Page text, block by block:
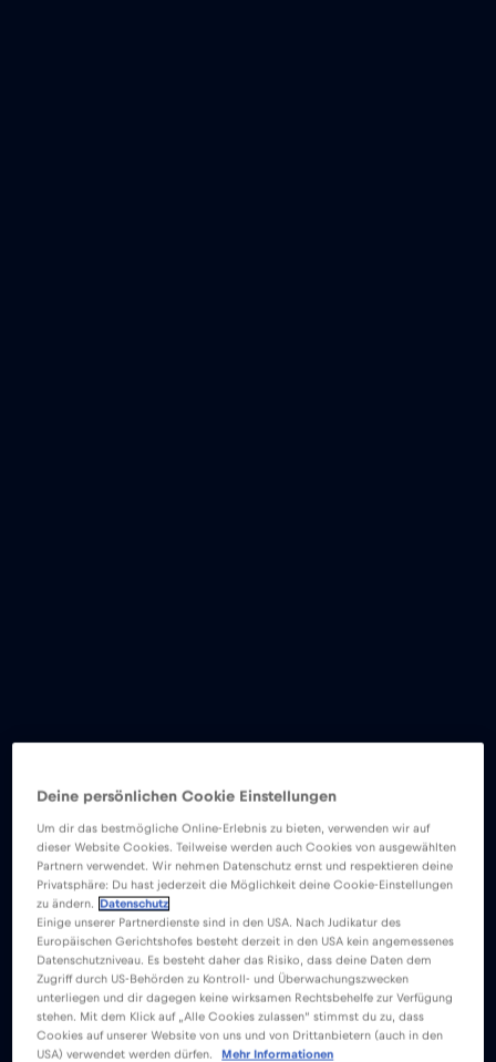
eSIM Blog 国際サッカー大会2026 – ヒューストン
Deine persönlichen Cookie Einstellungen
Um dir das bestmögliche Online-Erlebnis zu bieten, verwenden wir auf
dieser Website Cookies. Teilweise werden auch Cookies von ausgewählten
Partnern verwendet. Wir nehmen Datenschutz ernst und respektieren deine
Privatsphäre: Du hast jederzeit die Möglichkeit deine Cookie-Einstellungen
zu ändern.
Datenschutz
Einige unserer Partnerdienste sind in den USA. Nach Judikatur des
Europäischen Gerichtshofes besteht derzeit in den USA kein angemessenes
Datenschutzniveau. Es besteht daher das Risiko, dass deine Daten dem
Zugriff durch US-Behörden zu Kontroll- und Überwachungszwecken
unterliegen und dir dagegen keine wirksamen Rechtsbehelfe zur Verfügung
stehen. Mit dem Klick auf „Alle Cookies zulassen“ stimmst du zu, dass
Cookies auf unserer Website von uns und von Drittanbietern (auch in den
USA) verwendet werden dürfen.
Mehr Informationen